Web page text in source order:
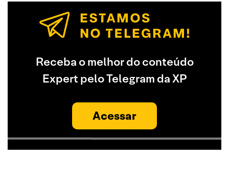
Receba o melhor do conteúdo
Expert pelo Telegram da XP
Acessar